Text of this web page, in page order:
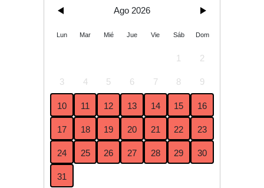
Ago 2026
Lun Mar Mié Jue Vie Sáb Dom
1 2
3 4 5 6 7 8 9
10 11 12 13 14 15 16
17 18 19 20 21 22 23
24 25 26 27 28 29 30
31